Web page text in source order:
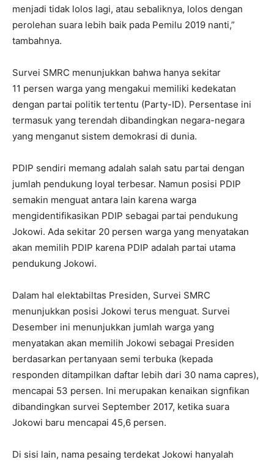
menjadi tidak lolos lagi, atau sebaliknya, lolos dengan
perolehan suara lebih baik pada Pemilu 2019 nanti,”
tambahnya.
Survei SMRC menunjukkan bahwa hanya sekitar
11 persen warga yang mengakui memiliki kedekatan
dengan partai politik tertentu (Party-ID). Persentase ini
termasuk yang terendah dibandingkan negara-negara
yang menganut sistem demokrasi di dunia.
PDIP sendiri memang adalah salah satu partai dengan
jumlah pendukung loyal terbesar. Namun posisi PDIP
semakin menguat antara lain karena warga
mengidentifikasikan PDIP sebagai partai pendukung
Jokowi. Ada sekitar 20 persen warga yang menyatakan
akan memilih PDIP karena PDIP adalah partai utama
pendukung Jokowi.
Dalam hal elektabiltas Presiden, Survei SMRC
menunjukkan posisi Jokowi terus menguat. Survei
Desember ini menunjukkan jumlah warga yang
menyatakan akan memilih Jokowi sebagai Presiden
berdasarkan pertanyaan semi terbuka (kepada
responden ditampilkan daftar lebih dari 30 nama capres),
mencapai 53 persen. Ini merupakan kenaikan signfikan
dibandingkan survei September 2017, ketika suara
Jokowi baru mencapai 45,6 persen.
Di sisi lain, nama pesaing terdekat Jokowi hanyalah